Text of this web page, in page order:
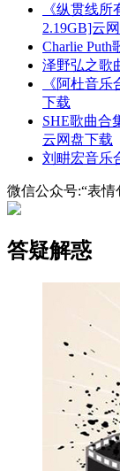
《纵贯线
2.19GB]云
Charlie
泽野弘之歌
《阿杜音
下载
SHE歌曲合
云网盘下载
刘畊宏音乐
微信公众号:“表情
答疑解惑